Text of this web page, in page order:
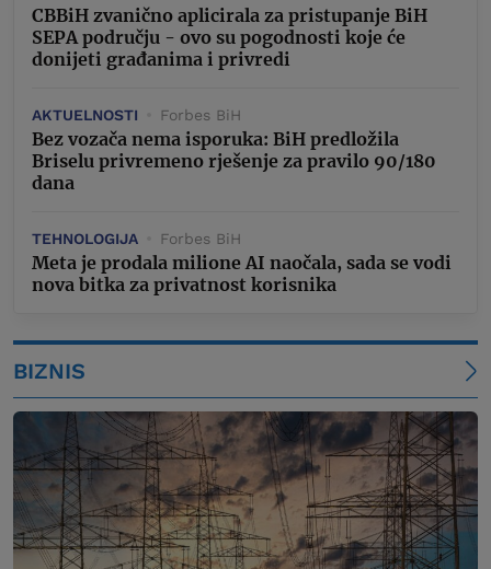
CBBiH zvanično aplicirala za pristupanje BiH
SEPA području - ovo su pogodnosti koje će
donijeti građanima i privredi
AKTUELNOSTI Forbes BiH
Bez vozača nema isporuka: BiH predložila
Briselu privremeno rješenje za pravilo 90/180
dana
TEHNOLOGIJA Forbes BiH
Meta je prodala milione AI naočala, sada se vodi
nova bitka za privatnost korisnika
BIZNIS